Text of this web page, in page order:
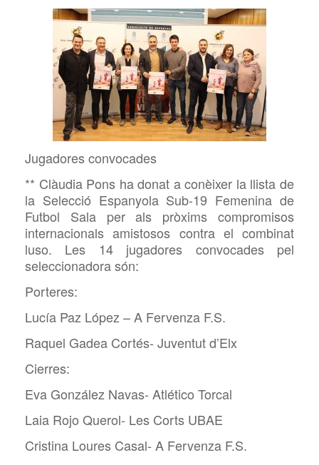
Jugadores convocades
** Clàudia Pons ha donat a conèixer la llista de
la Selecció Espanyola Sub-19 Femenina de
Futbol Sala per als pròxims compromisos
internacionals amistosos contra el combinat
luso. Les 14 jugadores convocades pel
seleccionadora són:
Porteres:
Lucía Paz López – A Fervenza F.S.
Raquel Gadea Cortés- Juventut d’Elx
Cierres:
Eva González Navas- Atlético Torcal
Laia Rojo Querol- Les Corts UBAE
Cristina Loures Casal- A Fervenza F.S.